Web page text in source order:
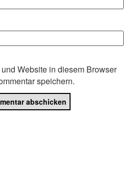
Website in diesem Browser
speichern.